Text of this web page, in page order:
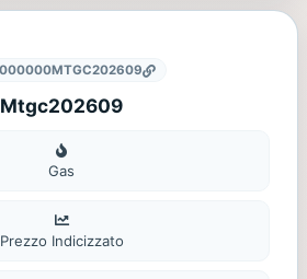
Mtgc202609
Gas
Gas
Prezzo Indicizzato